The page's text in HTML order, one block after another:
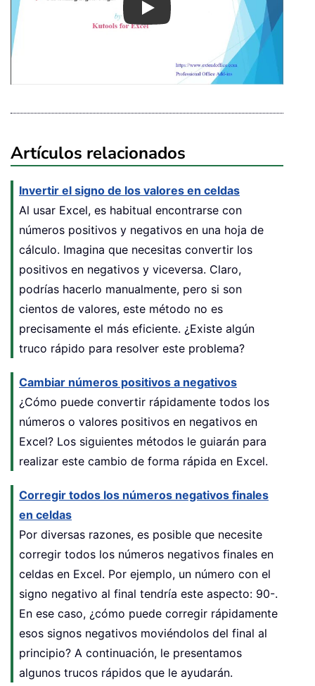
Play
Artículos relacionados
Invertir el signo de los valores en celdas
Al usar Excel, es habitual encontrarse con
números positivos y negativos en una hoja de
cálculo. Imagina que necesitas convertir los
positivos en negativos y viceversa. Claro,
podrías hacerlo manualmente, pero si son
cientos de valores, este método no es
precisamente el más eficiente. ¿Existe algún
truco rápido para resolver este problema?
Cambiar números positivos a negativos
¿Cómo puede convertir rápidamente todos los
números o valores positivos en negativos en
Excel? Los siguientes métodos le guiarán para
realizar este cambio de forma rápida en Excel.
Corregir todos los números negativos finales
en celdas
Por diversas razones, es posible que necesite
corregir todos los números negativos finales en
celdas en Excel. Por ejemplo, un número con el
signo negativo al final tendría este aspecto: 90-.
En ese caso, ¿cómo puede corregir rápidamente
esos signos negativos moviéndolos del final al
principio? A continuación, le presentamos
algunos trucos rápidos que le ayudarán.